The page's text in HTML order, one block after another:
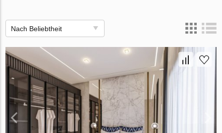
Nach Beliebtheit